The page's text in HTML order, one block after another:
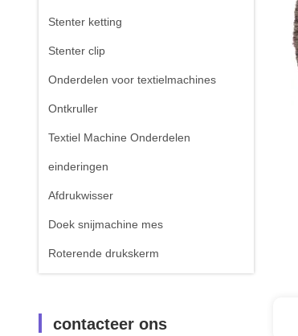
Stenter ketting
Stenter clip
Onderdelen voor textielmachines
Ontkruller
Textiel Machine Onderdelen
einderingen
Afdrukwisser
Doek snijmachine mes
Roterende drukskerm
contacteer ons